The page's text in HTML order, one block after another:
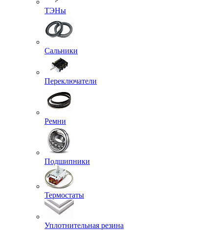
ТЭНы
Сальники
Переключатели
Ремни
Подшипники
Термостаты
Уплотнительная резина